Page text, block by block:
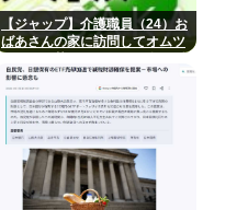
【ジャップ】介護職員（24）お
ばあさんの家に訪問してオムツ
べ棒を盗み逮捕